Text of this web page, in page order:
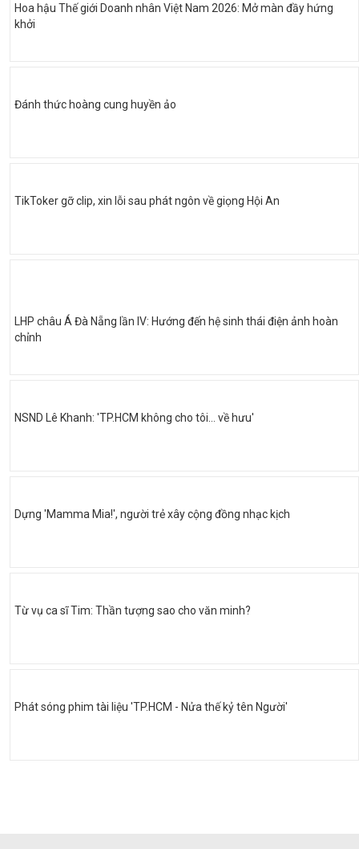
Hoa hậu Thế giới Doanh nhân Việt Nam 2026: Mở màn đầy hứng
khởi
Đánh thức hoàng cung huyền ảo
TikToker gỡ clip, xin lỗi sau phát ngôn về giọng Hội An
LHP châu Á Đà Nẵng lần IV: Hướng đến hệ sinh thái điện ảnh hoàn
chỉnh
NSND Lê Khanh: 'TP.HCM không cho tôi… về hưu'
Dựng 'Mamma Mia!', người trẻ xây cộng đồng nhạc kịch
Từ vụ ca sĩ Tim: Thần tượng sao cho văn minh?
Phát sóng phim tài liệu 'TP.HCM - Nửa thế kỷ tên Người'